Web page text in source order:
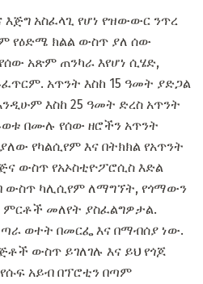
አስፈላጊ የሆነ የዝውውር ንጥረ
የዕድሜ ክልል ውስጥ ያለ ሰው
አጽም ጠንካራ እየሆነ ሲሄድ,
አጥንት እስከ 15 ዓመት ያድጋል
እስከ 25 ዓመት ድረስ አጥንት
በሙሉ የሰው ዘሮችን አጥንት
የካልሲየም እና በትክክል የአጥንት
ውስጥ የአኦስቲዮፖሮሲስ እድል
ውስጥ ካሊሲየም ለማግኘት, የጎማውን
መለየት ያስፈልግዎታል.
ወተት በመርፌ እና በማብሰያ ነው.
ውስጥ ይገለገሉ እና ይህ የጎጆ
አይብ በፕሮቲን በጣም